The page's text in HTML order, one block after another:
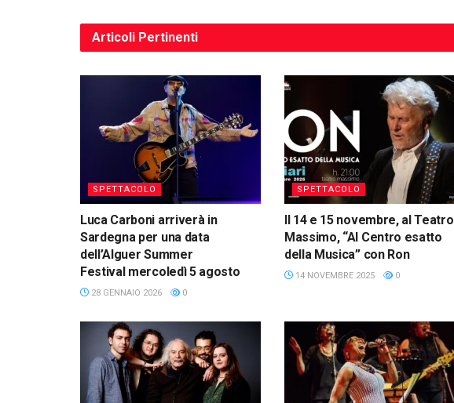
Articoli Pertinenti
SPETTACOLO
Luca Carboni arriverà in
Sardegna per una data
dell’Alguer Summer
Festival mercoledì 5 agosto
28 GENNAIO 2026 0
SPETTACOLO
Il 14 e 15 novembre, al Teatro
Massimo, “Al Centro esatto
della Musica” con Ron
14 NOVEMBRE 2025 0